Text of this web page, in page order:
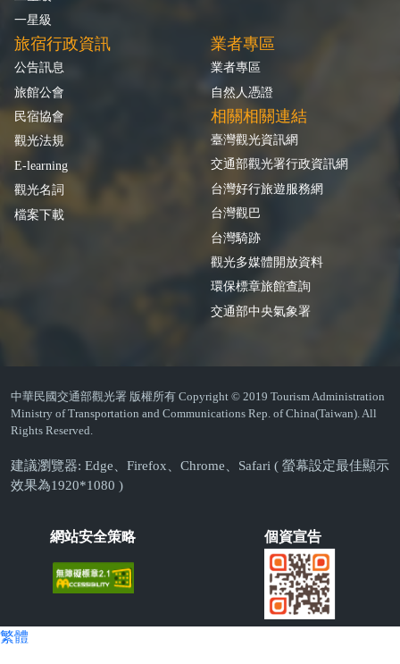
一星級
旅宿行政資訊
公告訊息
旅館公會
民宿協會
觀光法規
E-learning
觀光名詞
檔案下載
業者專區
業者專區
自然人憑證
相關相關連結
臺灣觀光資訊網
交通部觀光署行政資訊網
台灣好行旅遊服務網
台灣觀巴
台灣騎跡
觀光多媒體開放資料
環保標章旅館查詢
交通部中央氣象署
中華民國交通部觀光署 版權所有 Copyright © 2019 Tourism Administration
Ministry of Transportation and Communications Rep. of China(Taiwan). All
Rights Reserved.
建議瀏覽器: Edge、Firefox、Chrome、Safari ( 螢幕設定最佳顯示
效果為1920*1080 )
網站安全策略 個資宣告
繁體